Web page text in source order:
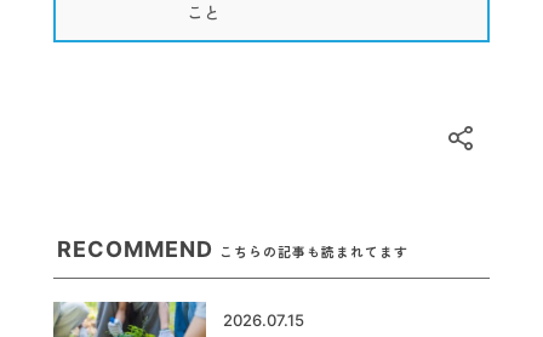
こと
RECOMMEND こちらの記事も読まれてます
2026.07.15